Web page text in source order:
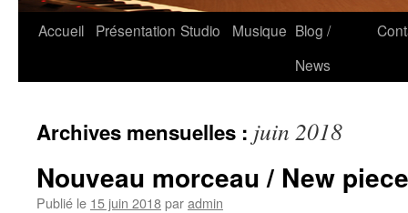
Accueil Présentation Studio Musique Blog /
News
Archives mensuelles : juin 2018
Nouveau morceau / New piece
Publié le 15 juin 2018paradmin